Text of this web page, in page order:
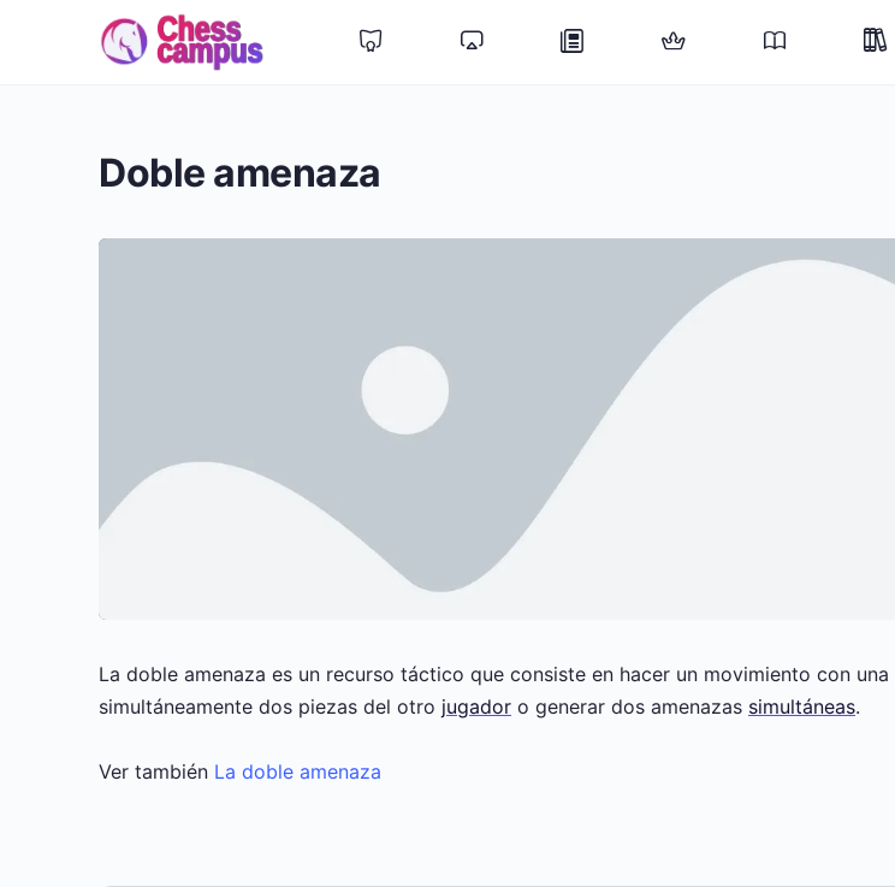
Doble amenaza
La doble amenaza es un recurso táctico que consiste en hacer un movimiento con una
simultáneamente dos piezas del otro jugador o generar dos amenazas simultáneas.
Ver también La doble amenaza